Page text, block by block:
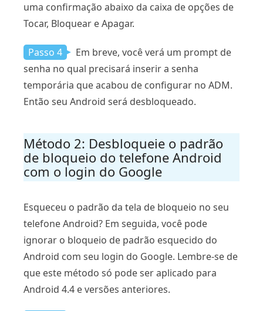
uma confirmação abaixo da caixa de opções de
Tocar, Bloquear e Apagar.
Passo 4
Em breve, você verá um prompt de
senha no qual precisará inserir a senha
temporária que acabou de configurar no ADM.
Então seu Android será desbloqueado.
Método 2: Desbloqueie o padrão
de bloqueio do telefone Android
com o login do Google
Esqueceu o padrão da tela de bloqueio no seu
telefone Android? Em seguida, você pode
ignorar o bloqueio de padrão esquecido do
Android com seu login do Google. Lembre-se de
que este método só pode ser aplicado para
Android 4.4 e versões anteriores.